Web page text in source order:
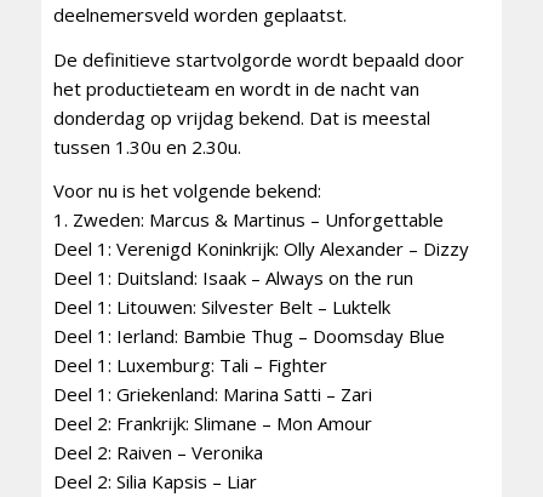
deelnemersveld worden geplaatst.
De definitieve startvolgorde wordt bepaald door
het productieteam en wordt in de nacht van
donderdag op vrijdag bekend. Dat is meestal
tussen 1.30u en 2.30u.
Voor nu is het volgende bekend:
1. Zweden: Marcus & Martinus – Unforgettable
Deel 1: Verenigd Koninkrijk: Olly Alexander – Dizzy
Deel 1: Duitsland: Isaak – Always on the run
Deel 1: Litouwen: Silvester Belt – Luktelk
Deel 1: Ierland: Bambie Thug – Doomsday Blue
Deel 1: Luxemburg: Tali – Fighter
Deel 1: Griekenland: Marina Satti – Zari
Deel 2: Frankrijk: Slimane – Mon Amour
Deel 2: Raiven – Veronika
Deel 2: Silia Kapsis – Liar